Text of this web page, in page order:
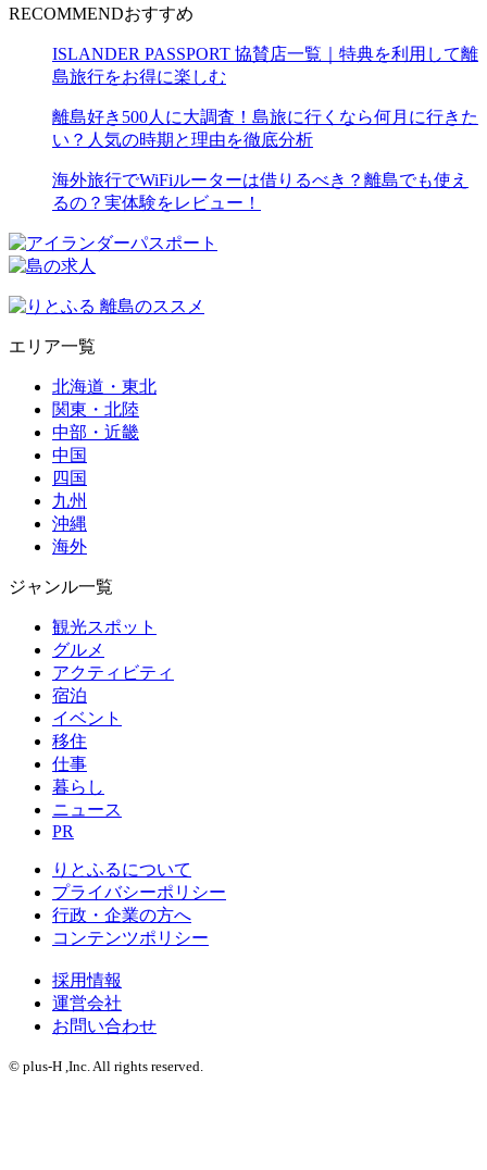
RECOMMENDおすすめ
ISLANDER PASSPORT 協賛店一覧｜特典を利用して離
島旅行をお得に楽しむ
離島好き500人に大調査！島旅に行くなら何月に行きた
い？人気の時期と理由を徹底分析
海外旅行でWiFiルーターは借りるべき？離島でも使え
るの？実体験をレビュー！
エリア一覧
北海道・東北
関東・北陸
中部・近畿
中国
四国
九州
沖縄
海外
ジャンル一覧
観光スポット
グルメ
アクティビティ
宿泊
イベント
移住
仕事
暮らし
ニュース
PR
りとふるについて
プライバシーポリシー
行政・企業の方へ
コンテンツポリシー
採用情報
運営会社
お問い合わせ
© plus-H ,Inc. All rights reserved.